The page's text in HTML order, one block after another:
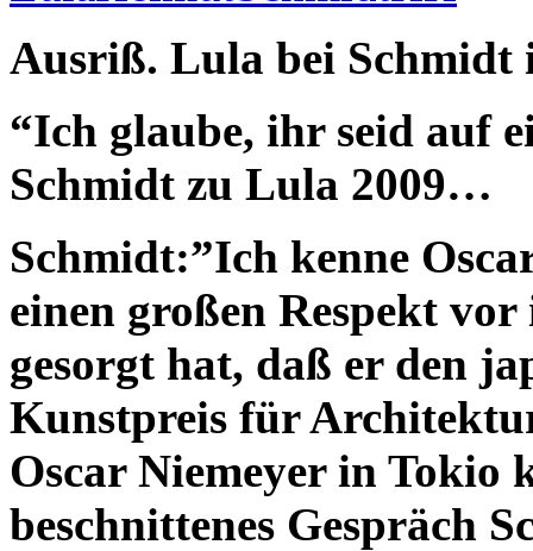
Ausriß. Lula bei Schmidt
“Ich glaube, ihr seid auf
Schmidt zu Lula 2009…
Schmidt:”Ich kenne
einen großen Respekt
gesorgt hat, daß er den
Kunstpreis für
Oscar Niemeyer in Tokio
beschnittenes Gespräch